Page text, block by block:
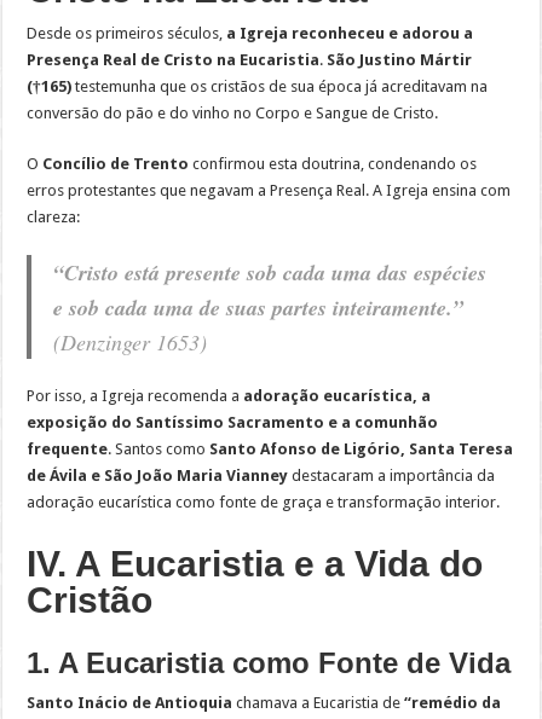
Desde os primeiros séculos, a Igreja reconheceu e adorou a
Presença Real de Cristo na Eucaristia. São Justino Mártir
(†165) testemunha que os cristãos de sua época já acreditavam na
conversão do pão e do vinho no Corpo e Sangue de Cristo.
O Concílio de Trento confirmou esta doutrina, condenando os
erros protestantes que negavam a Presença Real. A Igreja ensina com
clareza:
“Cristo está presente sob cada uma das espécies
e sob cada uma de suas partes inteiramente.”
(Denzinger 1653)
Por isso, a Igreja recomenda a adoração eucarística, a
exposição do Santíssimo Sacramento e a comunhão
frequente. Santos como Santo Afonso de Ligório, Santa Teresa
de Ávila e São João Maria Vianney destacaram a importância da
adoração eucarística como fonte de graça e transformação interior.
IV. A Eucaristia e a Vida do
Cristão
1. A Eucaristia como Fonte de Vida
Santo Inácio de Antioquia chamava a Eucaristia de“remédio da